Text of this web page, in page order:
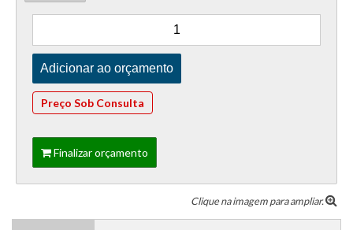
Preço Sob Consulta
Finalizar orçamento
Clique na imagem para ampliar.